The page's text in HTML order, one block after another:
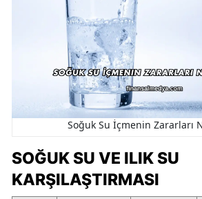
Soğuk Su İçmenin Zararları
SOĞUK SU VE ILIK SU
KARŞILAŞTIRMASI